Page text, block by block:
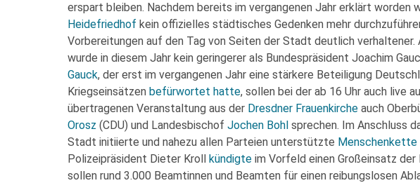
erspart bleiben. Nachdem bereits im vergangenen Jahr erklärt worden
Heidefriedhof kein offizielles städtisches Gedenken mehr
Vorbereitungen auf den Tag von Seiten der Stadt deutlich
wurde in diesem Jahr kein geringerer als Bundespräsident Joachim
Gauck, der erst im vergangenen Jahr eine stärkere Beteiligung
Kriegseinsätzen befürwortet hatte, sollen bei der ab 16 Uhr auch live
übertragenen Veranstaltung aus der Dresdner Frauenkirche auch
Orosz (CDU) und Landesbischof Jochen Bohl sprechen. Im Anschluss
Stadt initiierte und nahezu allen Parteien unterstützte Menschenkette
Polizeipräsident Dieter Kroll kündigte im Vorfeld einen Großeinsatz der
sollen rund 3.000 Beamtinnen und Beamten für einen reibungslosen